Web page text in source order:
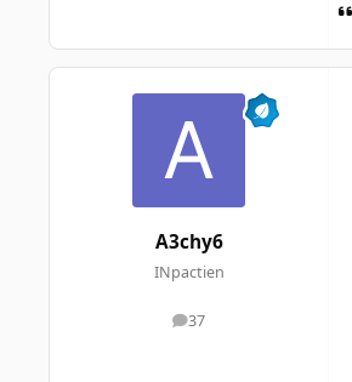
A3chy6
INpactien
37
messages